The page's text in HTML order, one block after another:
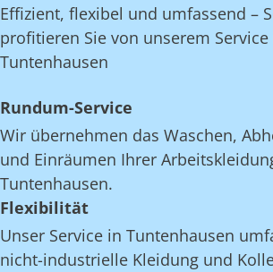
Effizient, flexibel und umfassend –
profitieren Sie von unserem Service
Tuntenhausen
Rundum-Service
Wir übernehmen das Waschen,
und Einräumen Ihrer
Tuntenhausen.
Flexibilität
Unser Service in Tuntenhausen
nicht-industrielle Kleidung und